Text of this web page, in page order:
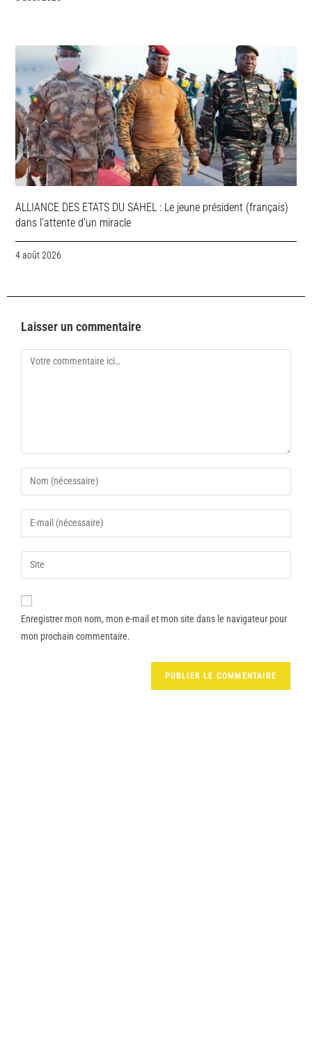
ALLIANCE DES ETATS DU SAHEL : Le jeune président (français)
dans l’attente d’un miracle
4 août 2026
Laisser un commentaire
Enregistrer mon nom, mon e-mail et mon site dans le navigateur pour
mon prochain commentaire.